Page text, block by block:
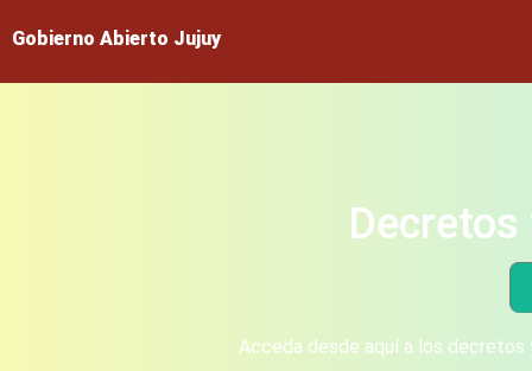
Gobierno Abierto Jujuy
Acceda desde aquí a los